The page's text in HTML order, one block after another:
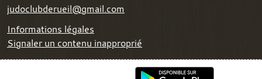
judoclubderueil@gmail.com
Informations légales
Signaler un contenu inapproprié